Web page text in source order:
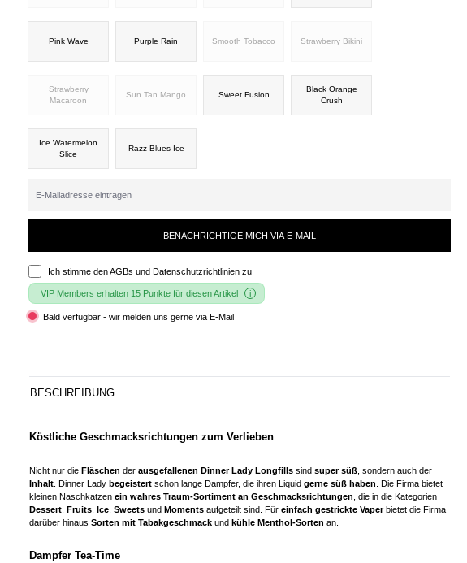
Pink Wave Purple Rain Smooth Tobacco Strawberry Bikini
Strawberry
Macaroon
Sun Tan Mango Sweet Fusion
Black Orange
Crush
Ice Watermelon
Slice
Razz Blues Ice
BENACHRICHTIGE MICH VIA E-MAIL
Ich stimme denAGBs und Datenschutzrichtlinien zu
VIP Members erhalten 15 Punkte für diesen Artikel
Bald verfügbar - wir melden uns gerne via E-Mail
BESCHREIBUNG
Köstliche Geschmacksrichtungen zum Verlieben
Nicht nur die Fläschen der ausgefallenen Dinner Lady Longfills sind super süß , sondern auch der
Inhalt . Dinner Lady begeistert schon lange Dampfer, die ihren Liquid gerne süß haben . Die Firma bietet
kleinen Naschkatzen ein wahres Traum-Sortiment an Geschmacksrichtungen , die in die Kategorien
Dessert Fruits Ice Sweets und Moments aufgeteilt sind. Für einfach gestrickte Vaperbietet die Firma
darüber hinaus Sorten mit Tabakgeschmack und kühle Menthol-Sorten an.
Dampfer Tea-Time